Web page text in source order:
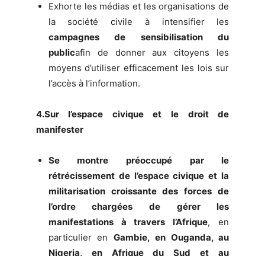
Exhorte les médias et les organisations de
la société civile à intensifier les
campagnes de sensibilisation du
publicafin de donner aux citoyens les
moyens d’utiliser efficacement les lois sur
l’accès à l’information.
4.Sur l’espace civique et le droit de
manifester
Se montre préoccupé par le
rétrécissement de l’espace civique et la
militarisation croissante des forces de
l’ordre chargées de gérer les
manifestations à travers l’Afrique, en
particulier enGambie, en Ouganda, au
Nigeria, en Afrique du Sud et au